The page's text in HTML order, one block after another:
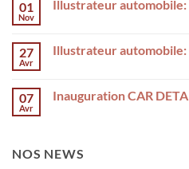
01
Nov
Illustrateur automobile:
27
Avr
Illustrateur
07
Avr
Inauguration CAR
NOS NEWS